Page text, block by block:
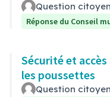
Question
Réponse du Conseil
Sécurité et
les poussettes
Question